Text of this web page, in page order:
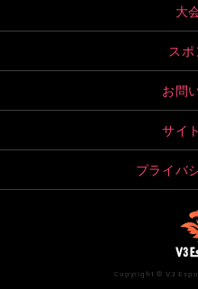
大
ス
お問
サイ
プライバ
Copyright © V3